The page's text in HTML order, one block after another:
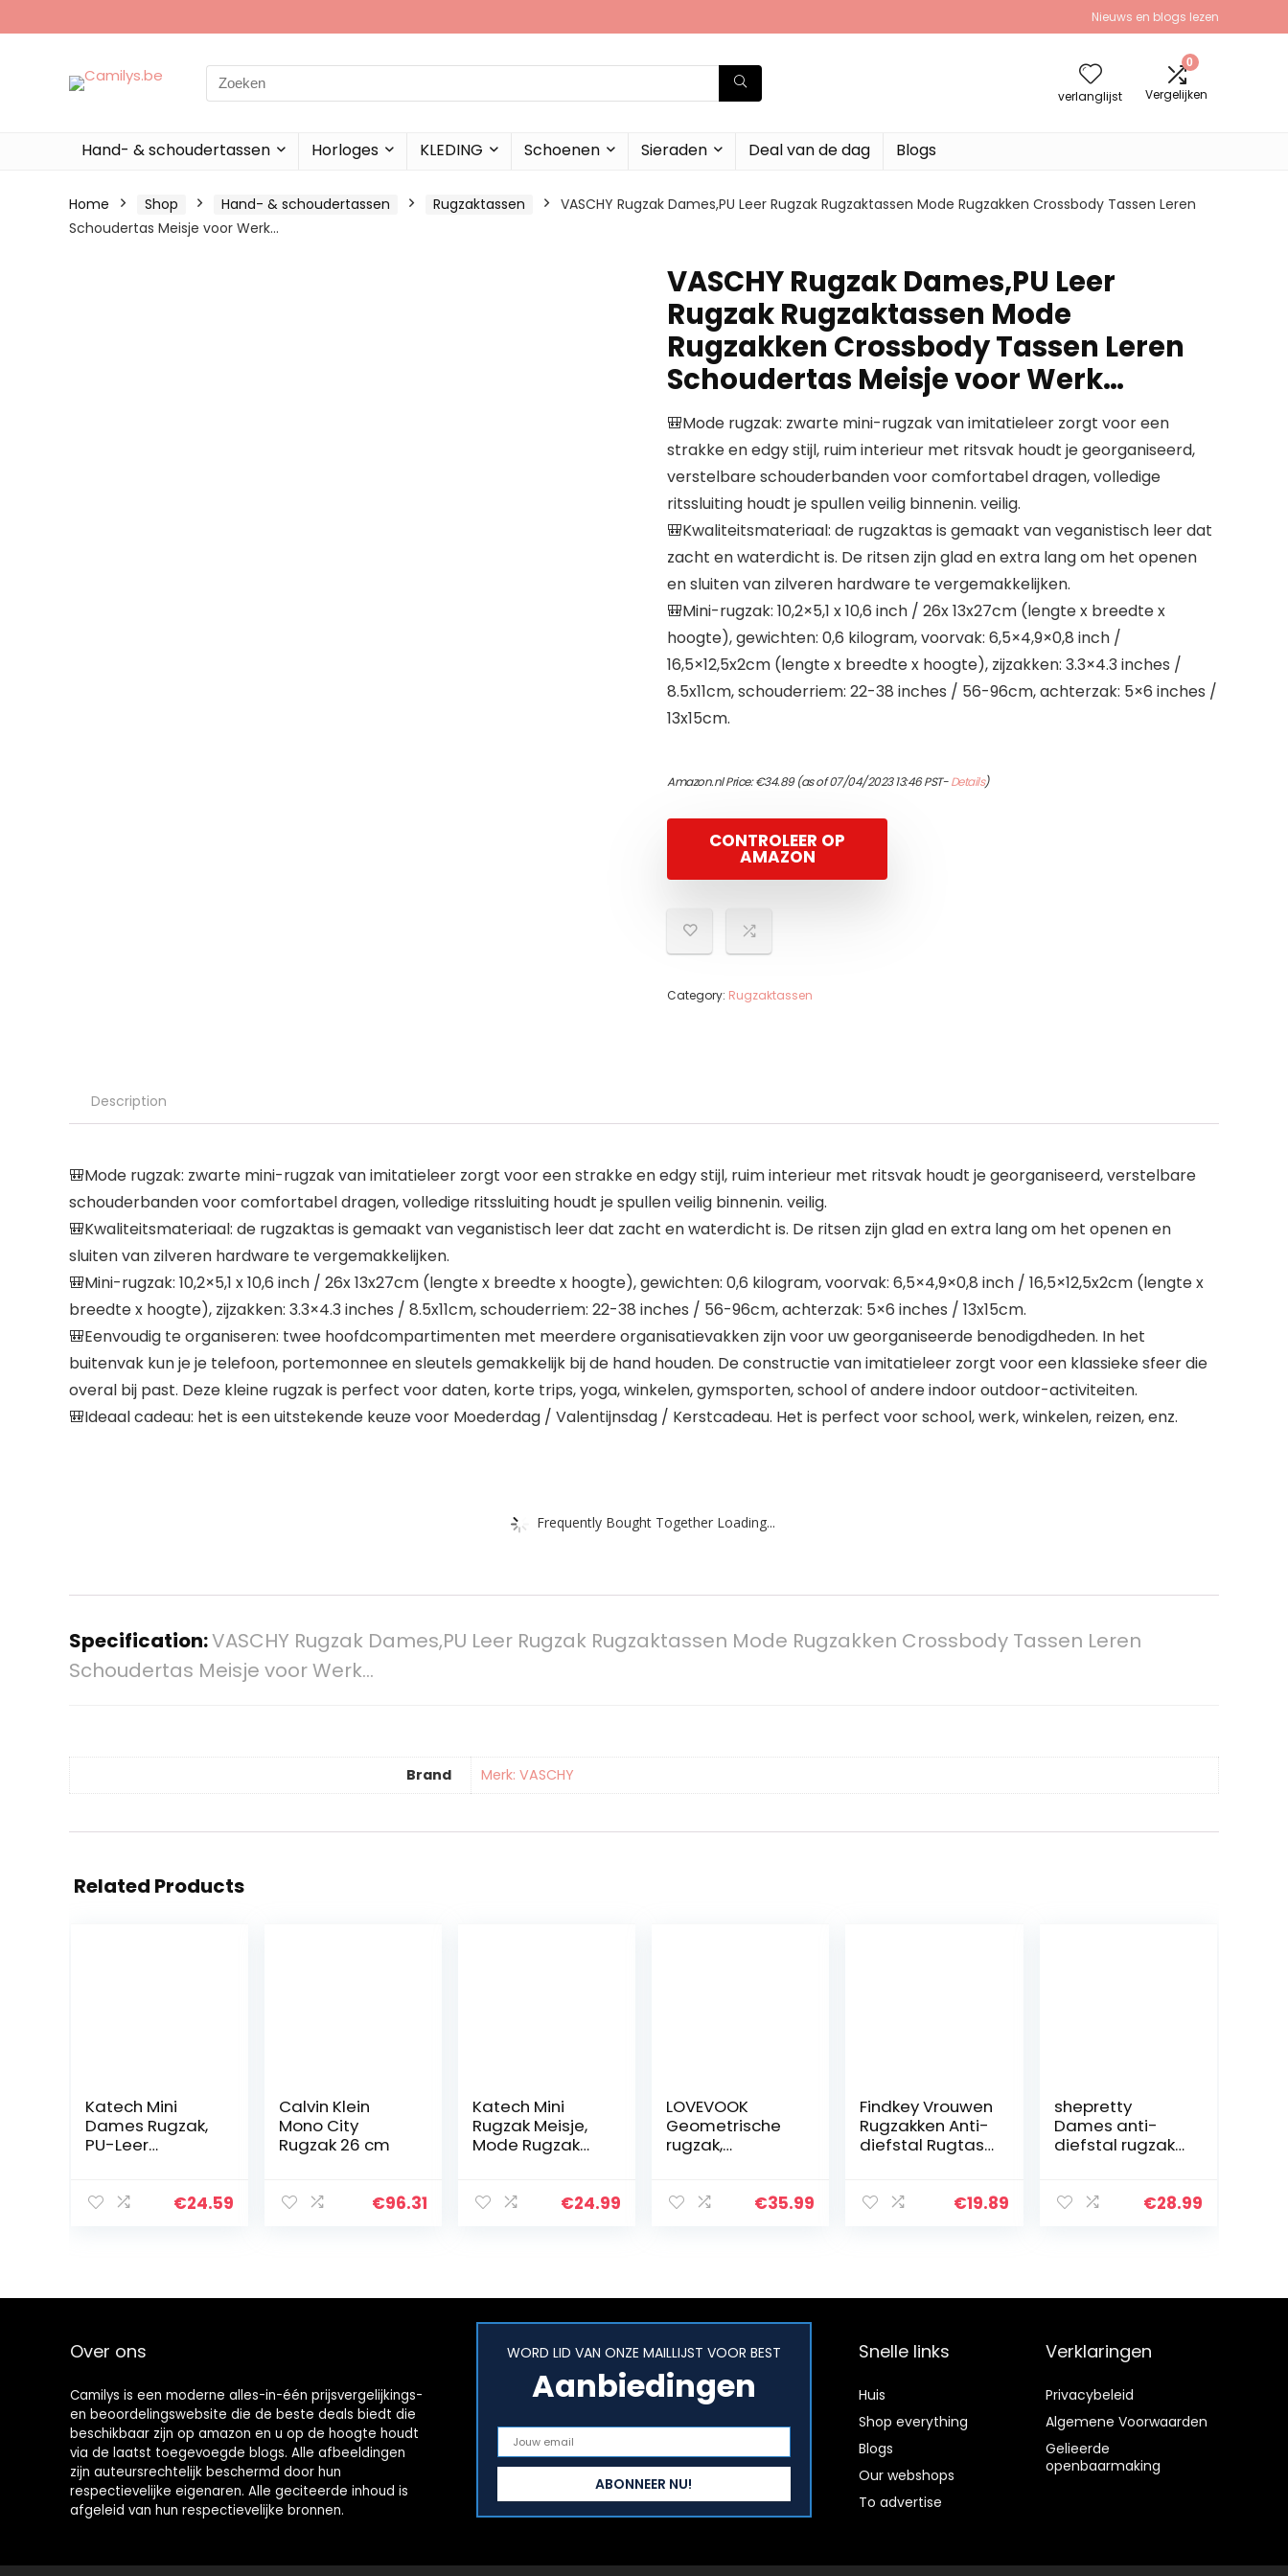
Nieuws en blogs lezen
Search
for:
verlanglijst
0
Vergelijken
Hand- & schoudertassen Horloges KLEDING Schoenen Sieraden Deal van de dag Blogs
Home Shop Hand- & schoudertassen Rugzaktassen
VASCHY Rugzak Dames,PU Leer Rugzak Rugzaktassen Mode Rugzakken Crossbody Tassen Leren
Schoudertas Meisje voor Werk…
VASCHY Rugzak Dames,PU Leer
Rugzak Rugzaktassen Mode
Rugzakken Crossbody Tassen Leren
Schoudertas Meisje voor Werk…
🎒Mode rugzak: zwarte mini-rugzak van imitatieleer zorgt voor een
strakke en edgy stijl, ruim interieur met ritsvak houdt je georganiseerd,
verstelbare schouderbanden voor comfortabel dragen, volledige
ritssluiting houdt je spullen veilig binnenin. veilig.
🎒Kwaliteitsmateriaal: de rugzaktas is gemaakt van veganistisch leer dat
zacht en waterdicht is. De ritsen zijn glad en extra lang om het openen
en sluiten van zilveren hardware te vergemakkelijken.
🎒Mini-rugzak: 10,2×5,1 x 10,6 inch / 26x 13x27cm (lengte x breedte x
hoogte), gewichten: 0,6 kilogram, voorvak: 6,5×4,9×0,8 inch /
16,5×12,5x2cm (lengte x breedte x hoogte), zijzakken: 3.3×4.3 inches /
8.5x11cm, schouderriem: 22-38 inches / 56-96cm, achterzak: 5×6 inches /
13x15cm.
Amazon.nl Price:€34.89(as of 07/04/2023 13:46 PST-Details)
CONTROLEER OP
AMAZON
Category: Rugzaktassen
Description
🎒Mode rugzak: zwarte mini-rugzak van imitatieleer zorgt voor een strakke en edgy stijl, ruim interieur met ritsvak houdt je georganiseerd, verstelbare
schouderbanden voor comfortabel dragen, volledige ritssluiting houdt je spullen veilig binnenin. veilig.
🎒Kwaliteitsmateriaal: de rugzaktas is gemaakt van veganistisch leer dat zacht en waterdicht is. De ritsen zijn glad en extra lang om het openen en
sluiten van zilveren hardware te vergemakkelijken.
🎒Mini-rugzak: 10,2×5,1 x 10,6 inch / 26x 13x27cm (lengte x breedte x hoogte), gewichten: 0,6 kilogram, voorvak: 6,5×4,9×0,8 inch / 16,5×12,5x2cm (lengte x
breedte x hoogte), zijzakken: 3.3×4.3 inches / 8.5x11cm, schouderriem: 22-38 inches / 56-96cm, achterzak: 5×6 inches / 13x15cm.
🎒Eenvoudig te organiseren: twee hoofdcompartimenten met meerdere organisatievakken zijn voor uw georganiseerde benodigdheden. In het
buitenvak kun je je telefoon, portemonnee en sleutels gemakkelijk bij de hand houden. De constructie van imitatieleer zorgt voor een klassieke sfeer die
overal bij past. Deze kleine rugzak is perfect voor daten, korte trips, yoga, winkelen, gymsporten, school of andere indoor outdoor-activiteiten.
🎒Ideaal cadeau: het is een uitstekende keuze voor Moederdag / Valentijnsdag / Kerstcadeau. Het is perfect voor school, werk, winkelen, reizen, enz.
Frequently Bought Together Loading...
Specification:VASCHY Rugzak Dames,PU Leer Rugzak Rugzaktassen Mode Rugzakken Crossbody Tassen Leren
Schoudertas Meisje voor Werk…
Brand Merk: VASCHY
Related Products
Katech Mini
Dames Rugzak,
PU-Leer
Rugzakken
Zaken…
€24.59
Calvin Klein
Mono City
Rugzak 26 cm
€96.31
Katech Mini
Rugzak Meisje,
Mode Rugzak
Pluche Bal
€24.99
LOVEVOOK
Geometrische
rugzak,
lichtgevende
€35.99
Findkey Vrouwen
Rugzakken Anti-
diefstal Rugtas
Schoudertas
€19.89
shepretty
Dames anti-
diefstal rugzak
schooltas
€28.99
Over ons
Camilys is een moderne alles-in-één prijsvergelijkings-
en beoordelingswebsite die de beste deals biedt die
beschikbaar zijn op amazon en u op de hoogte houdt
via de laatst toegevoegde blogs. Alle afbeeldingen
zijn auteursrechtelijk beschermd door hun
respectievelijke eigenaren. Alle geciteerde inhoud is
afgeleid van hun respectievelijke bronnen.
WORD LID VAN ONZE MAILLIJST VOOR BEST
Aanbiedingen
Snelle links
Huis
Shop everything
Blogs
Our webshops
To advertise
Verklaringen
Privacybeleid
Algemene Voorwaarden
Gelieerde
openbaarmaking